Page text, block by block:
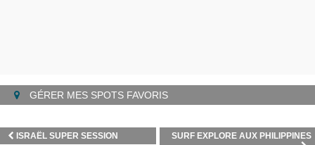
GÉRER MES SPOTS FAVORIS
SURF EXPLORE AUX PHILIPPINES
ISRAËL SUPER SESSION